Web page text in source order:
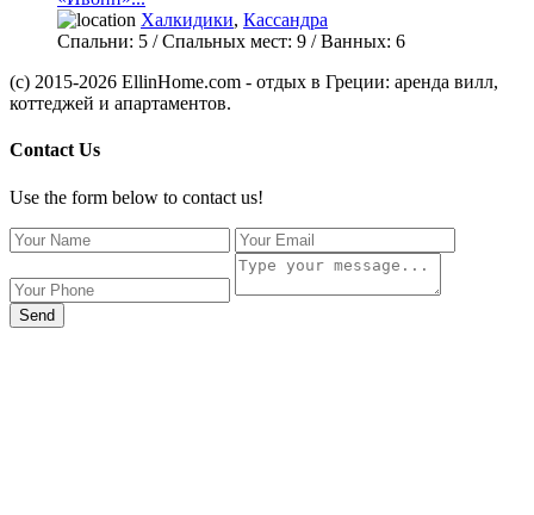
Халкидики, Кассандра
Спальни: 5 / Спальных мест: 9 /Ванных: 6
(c) 2015-2026 EllinHome.com - отдых в Греции: аренда вилл,
коттеджей и апартаментов.
Contact Us
Use the form below to contact us!
Send